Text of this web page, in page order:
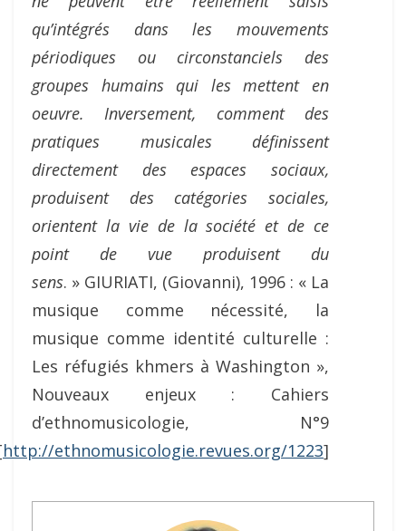
qu’intégrés dans les
mouvements
périodiques ou circonstanciels des
groupes humains qui les mettent en
oeuvre. Inversement, comment des
pratiques musicales définissent
directement des
espaces sociaux,
produisent des catégories sociales,
orientent la vie de la société et de ce
point de vue produisent du
sens. » GIURIATI, (Giovanni), 1996 : « La
musique comme nécessité, la
musique comme identité culturelle :
Les réfugiés khmers à Washington »,
Nouveaux enjeux : Cahiers
d’ethnomusicologie, N°9
http://ethnomusicologie.revues.org/1223]